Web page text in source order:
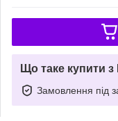
Що таке купити
Замовлення під